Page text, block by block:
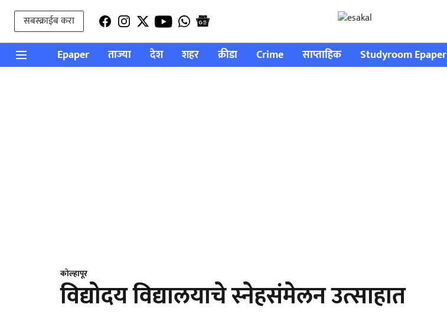
सबस्क्राईब करा
Epaper ताज्या देश शहर क्रीडा Crime साप्ताहिक Studyroom Epaper
कोल्हापूर
विद्योदय विद्यालयाचे स्नेहसंमेलन उत्साहात